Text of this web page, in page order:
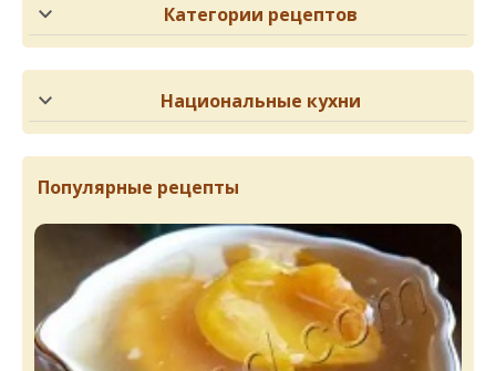
Категории рецептов
Национальные кухни
Популярные рецепты